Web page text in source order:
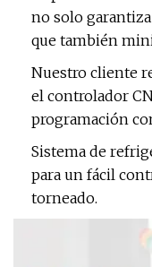
no solo
que también
Nuestro cliente
el controlador
programación
Sistema de
para un fácil
torneado.